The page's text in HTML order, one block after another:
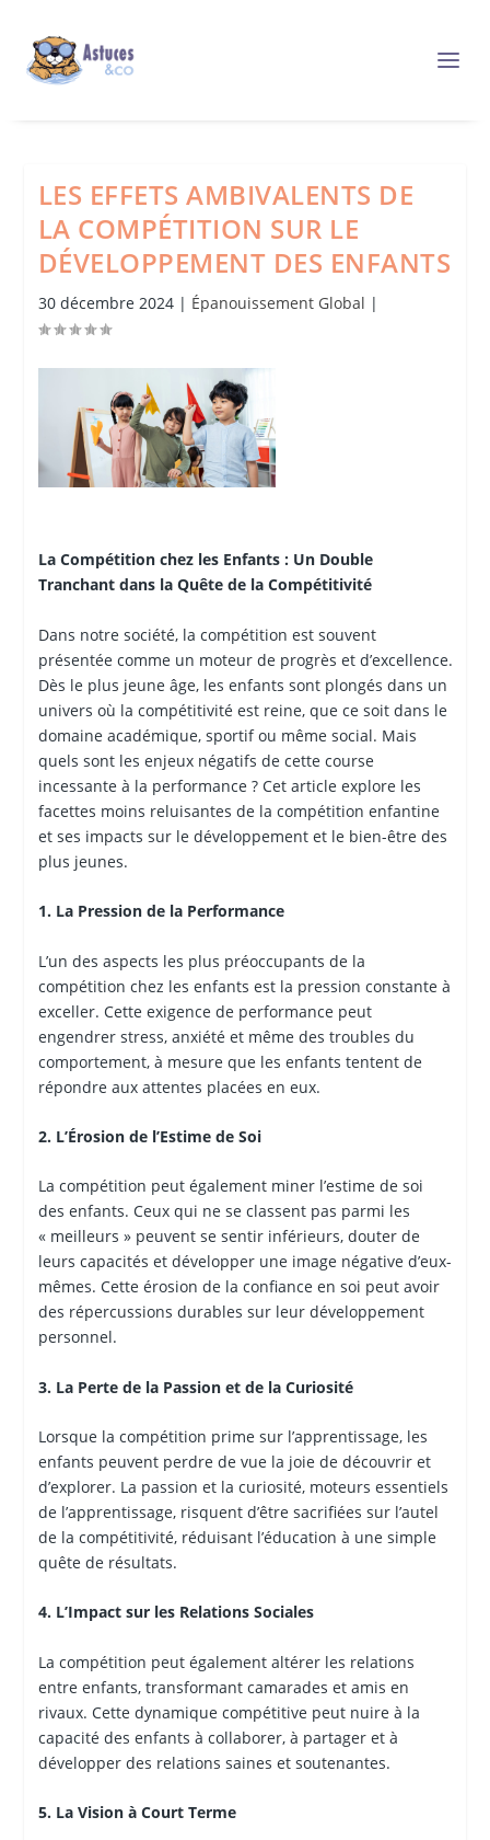
LES EFFETS AMBIVALENTS DE
LA COMPÉTITION SUR LE
DÉVELOPPEMENT DES ENFANTS
30 décembre 2024| Épanouissement Global |
La Compétition chez les Enfants : Un Double
Tranchant dans la Quête de la Compétitivité
Dans notre société, la compétition est souvent
présentée comme un moteur de progrès et d’excellence.
Dès le plus jeune âge, les enfants sont plongés dans un
univers où la compétitivité est reine, que ce soit dans le
domaine académique, sportif ou même social. Mais
quels sont les enjeux négatifs de cette course
incessante à la performance ? Cet article explore les
facettes moins reluisantes de la compétition enfantine
et ses impacts sur le développement et le bien-être des
plus jeunes.
1. La Pression de la Performance
L’un des aspects les plus préoccupants de la
compétition chez les enfants est la pression constante à
exceller. Cette exigence de performance peut
engendrer stress, anxiété et même des troubles du
comportement, à mesure que les enfants tentent de
répondre aux attentes placées en eux.
2. L’Érosion de l’Estime de Soi
La compétition peut également miner l’estime de soi
des enfants. Ceux qui ne se classent pas parmi les
« meilleurs » peuvent se sentir inférieurs, douter de
leurs capacités et développer une image négative d’eux-
mêmes. Cette érosion de la confiance en soi peut avoir
des répercussions durables sur leur développement
personnel.
3. La Perte de la Passion et de la Curiosité
Lorsque la compétition prime sur l’apprentissage, les
enfants peuvent perdre de vue la joie de découvrir et
d’explorer. La passion et la curiosité, moteurs essentiels
de l’apprentissage, risquent d’être sacrifiées sur l’autel
de la compétitivité, réduisant l’éducation à une simple
quête de résultats.
4. L’Impact sur les Relations Sociales
La compétition peut également altérer les relations
entre enfants, transformant camarades et amis en
rivaux. Cette dynamique compétitive peut nuire à la
capacité des enfants à collaborer, à partager et à
développer des relations saines et soutenantes.
5. La Vision à Court Terme